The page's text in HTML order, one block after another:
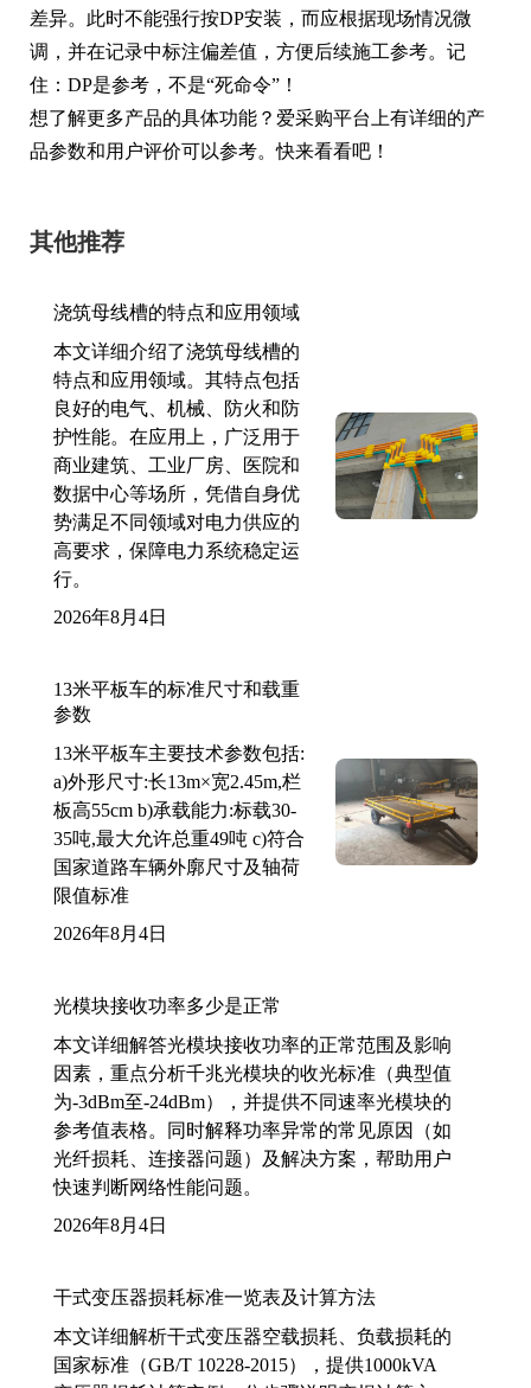
差异。此时不能强行按DP安装，而应根据现场情况微
调，并在记录中标注偏差值，方便后续施工参考。记
住：DP是参考，不是“死命令”！
想了解更多产品的具体功能？爱采购平台上有详细的产
品参数和用户评价可以参考。快来看看吧！
其他推荐
浇筑母线槽的特点和应用领域
本文详细介绍了浇筑母线槽的
特点和应用领域。其特点包括
良好的电气、机械、防火和防
护性能。在应用上，广泛用于
商业建筑、工业厂房、医院和
数据中心等场所，凭借自身优
势满足不同领域对电力供应的
高要求，保障电力系统稳定运
行。
2026年8月4日
13米平板车的标准尺寸和载重
参数
13米平板车主要技术参数包括:
a)外形尺寸:长13m×宽2.45m,栏
板高55cm b)承载能力:标载30-
35吨,最大允许总重49吨 c)符合
国家道路车辆外廓尺寸及轴荷
限值标准
2026年8月4日
光模块接收功率多少是正常
本文详细解答光模块接收功率的正常范围及影响
因素，重点分析千兆光模块的收光标准（典型值
为-3dBm至-24dBm），并提供不同速率光模块的
参考值表格。同时解释功率异常的常见原因（如
光纤损耗、连接器问题）及解决方案，帮助用户
快速判断网络性能问题。
2026年8月4日
干式变压器损耗标准一览表及计算方法
本文详细解析干式变压器空载损耗、负载损耗的
国家标准（GB/T 10228-2015），提供1000kVA